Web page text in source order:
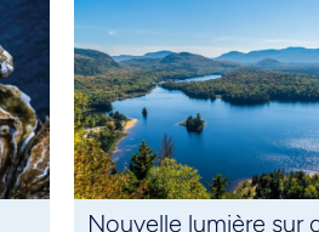
Nouvelle lumière sur